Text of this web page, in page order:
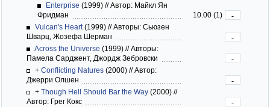
Enterprise (1999) //Автор: Майкл Ян
Фридман
10.00 (1)
-
Vulcan's Heart(1999) //Авторы: Сьюзен
Шварц, Жозефа Шерман
-
Across the Universe (1999) //Авторы:
Памела Сарджент, Джордж Зебровски
-
+ Conflicting Natures (2000) //Автор:
Джерри Олшен
-
+ Though Hell Should Bar the Way (2000) //
Автор: Грег Кокс
-